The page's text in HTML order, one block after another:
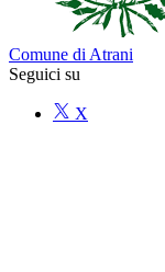
Comune di Atrani
Seguici su
X